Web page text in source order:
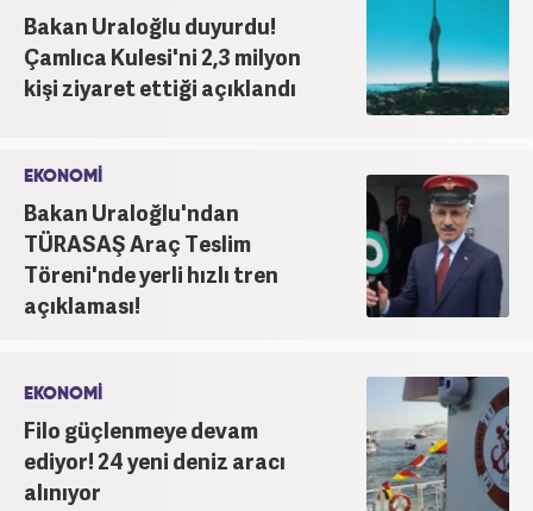
Bakan Uraloğlu duyurdu!
Çamlıca Kulesi'ni 2,3 milyon
kişi ziyaret ettiği açıklandı
EKONOMİ
Bakan Uraloğlu'ndan
TÜRASAŞ Araç Teslim
Töreni'nde yerli hızlı tren
açıklaması!
EKONOMİ
Filo güçlenmeye devam
ediyor! 24 yeni deniz aracı
alınıyor